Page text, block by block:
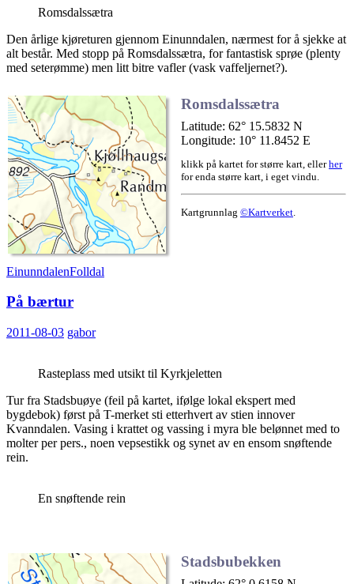
Romsdalssætra
Den årlige kjøreturen gjennom Einunndalen, nærmest for å sjekke at
alt består. Med stopp på Romsdalssætra, for fantastisk sprøe (plenty
med seterømme) men litt bitre vafler (vask vaffeljernet?).
Romsdalssætra
Latitude: 62° 15.5832 N
Longitude: 10° 11.8452 E
klikk på kartet for større kart, ellerher
for enda større kart, i eget vindu.
Kartgrunnlag ©Kartverket
EinunndalenFolldal
På bærtur
2011-08-03 gabor
Rasteplass med utsikt til Kyrkjeletten
Tur fra Stadsbuøye (feil på kartet, ifølge lokal ekspert med
bygdebok) først på T-merket sti etterhvert av stien innover
Kvanndalen. Vasing i krattet og vassing i myra ble belønnet med to
molter per pers., noen vepsestikk og synet av en ensom snøftende
rein.
En snøftende rein
Stadsbubekken